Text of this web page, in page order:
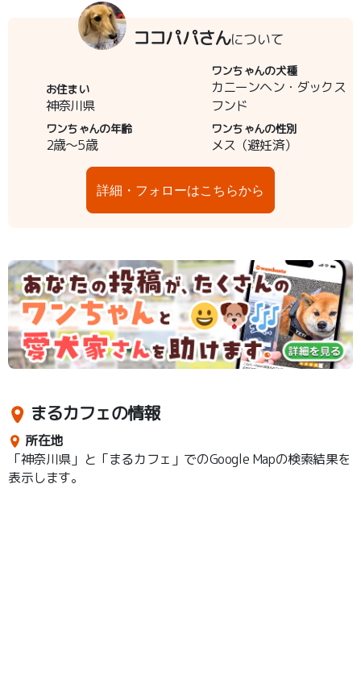
ココパパさんについて
お住まい
神奈川県
ワンちゃんの犬種
カニーンヘン・ダックス
フンド
ワンちゃんの年齢
2歳～5歳
ワンちゃんの性別
メス（避妊済）
詳細・フォローはこちらから
まるカフェの情報
所在地
「神奈川県」と「まるカフェ」でのGoogle Mapの検索結果を
表示します。